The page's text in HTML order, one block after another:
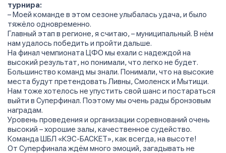
турнира:
– Моей команде в этом сезоне улыбалась удача, и было
тяжёло одновременно.
Главный этап в регионе, я считаю, – муниципальный. В нём
нам удалось победить и пройти дальше.
На финал чемпионата ЦФО мы ехали с надеждой на
высокий результат, но понимали, что легко не будет.
Большинство команд мы знали. Понимали, что на высокие
места будут претендовать Ливны, Смоленск и Мытищи.
Нам тоже хотелось не упустить свой шанс и постараться
выйти в Суперфинал. Поэтому мы очень рады бронзовым
наградам.
Уровень проведения и организации соревнований очень
высокий – хорошие залы, качественное судейство.
Команда ШБЛ «КЭС-БАСКЕТ», как всегда, на высоте!
От Суперфинала ждём много эмоций, загадывать не